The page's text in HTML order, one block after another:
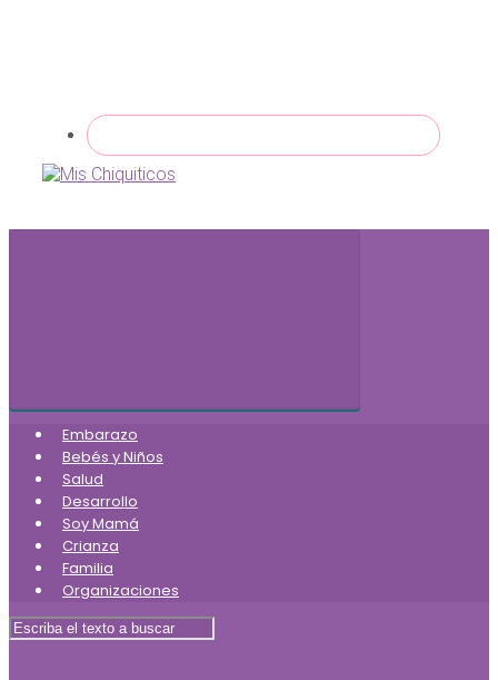
Embarazo
Bebés y Niños
Salud
Desarrollo
Soy Mamá
Crianza
Familia
Organizaciones